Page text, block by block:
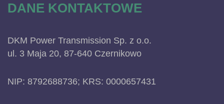
DANE KONTAKTOWE
DKM Power Transmission Sp. z o.o.
ul. 3 Maja 20, 87-640 Czernikowo
NIP: 8792688736; KRS: 0000657431